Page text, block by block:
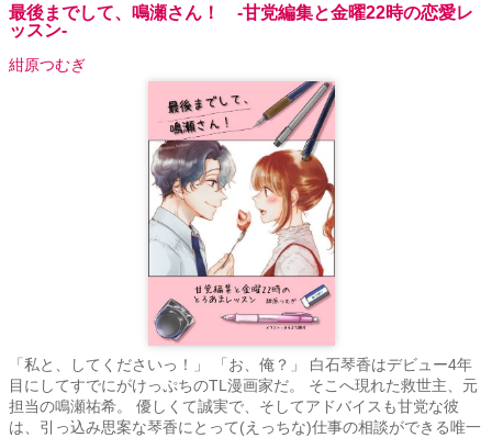
最後までして、鳴瀬さん！ -甘党編集と金曜22時の恋愛レ
ッスン-
紺原つむぎ
「私と、してくださいっ！」 「お、俺？」 白石琴香はデビュー4年
目にしてすでにがけっぷちのTL漫画家だ。 そこへ現れた救世主、元
担当の鳴瀬祐希。 優しくて誠実で、そしてアドバイスも甘党な彼
は、引っ込み思案な琴香にとって(えっちな)仕事の相談ができる唯一